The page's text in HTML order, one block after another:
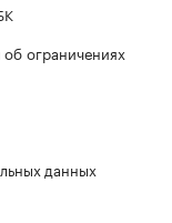
ограничениях
данных